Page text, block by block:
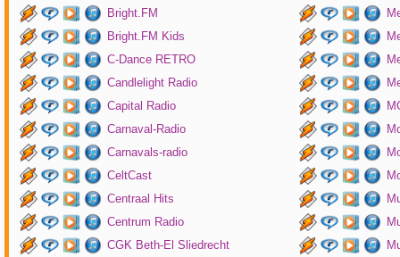
Bright.FM
Bright.FM Kids
C-Dance RETRO
Candlelight Radio
Capital Radio
Carnaval-Radio
Carnavals-radio
CeltCast
Centraal Hits
Centrum Radio
CGK Beth-El Sliedrecht